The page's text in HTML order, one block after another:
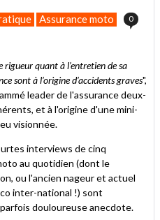
Assurance moto
0
rigueur quant à l’entretien de sa
sont à l’origine d’accidents graves",
leader de l'assurance deux-
et à l'origine d'une mini-
visionnée.
interviews de cinq
au quotidien (dont le
ou l'ancien nageur et actuel
inter-national !) sont
douloureuse anecdote.